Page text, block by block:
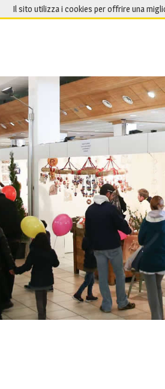
Il sito utilizza i cookies per offrire una